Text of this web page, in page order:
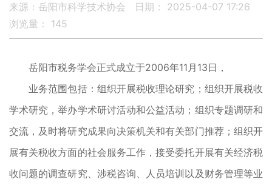
来源：岳阳市科学技术协会
日期： 2025-04-07 17:26
浏览量： 145
岳阳市税务学会正式成立于2006年11月13日，
业务范围包括：组织开展税收理论研究；组织开展税收
学术研究，举办学术研讨活动和公益活动；组织专题调研和
交流，及时将研究成果向决策机关和有关部门推荐；组织开
展有关税收方面的社会服务工作，接受委托开展有关经济税
收问题的调查研究、涉税咨询、人员培训以及财务管理等业